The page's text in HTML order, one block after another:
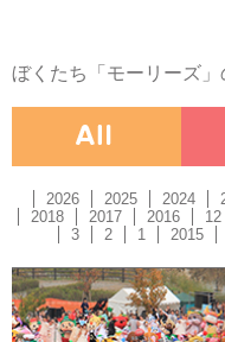
ぼくたち「モーリーズ」
2026 2025 2024
2018
2017 2016 12
3
2 1 2015